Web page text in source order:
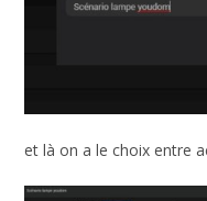
et là on a le choix entre